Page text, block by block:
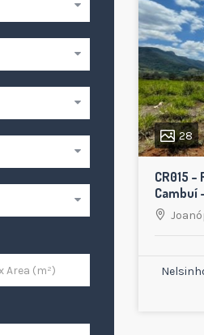
28
CR015
Cambuí